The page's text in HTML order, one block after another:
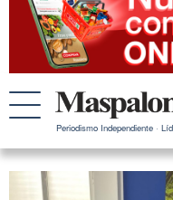
Periodismo Independiente ·